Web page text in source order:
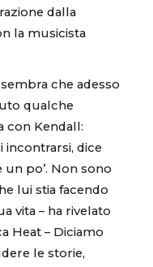
dalla
la musicista
che adesso
qualche
con Kendall:
incontrarsi, dice
po’. Non sono
lui stia facendo
vita – ha rivelato
Heat – Diciamo
le storie,